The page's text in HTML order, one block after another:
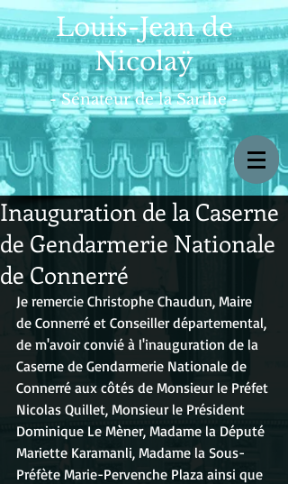
Louis-Jean de
Nicolaÿ
- Sénateur de la Sarthe -
Inauguration de la Caserne
de Gendarmerie Nationale
de Connerré
Je remercie Christophe Chaudun, Maire
de Connerré et Conseiller départemental,
de m'avoir convié à l'inauguration de la
Caserne de Gendarmerie Nationale de
Connerré aux côtés de Monsieur le Préfet
Nicolas Quillet, Monsieur le Président
Dominique Le Mèner, Madame la Député
Mariette Karamanli, Madame la Sous-
Préfète Marie-Pervenche Plaza ainsi que